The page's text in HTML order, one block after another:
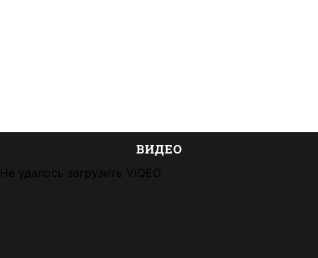
ВИДЕО
Не удалось загрузить VIQEO